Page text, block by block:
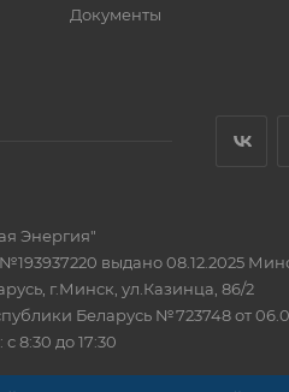
Документы
Энергия"
выдано 08.12.2025
г.Минск, ул.Казинца, 86/2
Беларусь №723748 от
8:30 до 17:30